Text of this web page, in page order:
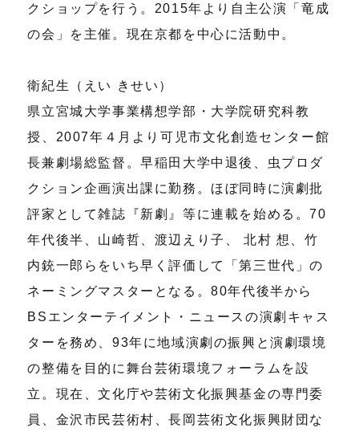
クショップを行う。2015年より自主公演「竜成
の会」を主催。現在京都を中心に活動中。
衛紀生（えい きせい）
県立宮城大学事業構想学部・大学院研究科教
授、2007年４月より可児市文化創造センター館
長兼劇場総監督。早稲田大学中退後、虫プロダ
クション企画演出課に勤務。ほぼ同時に演劇批
評家として雑誌『新劇』等に連載を始める。70
年代後半、山崎哲、渡辺えり子、 北村 想、竹
内銃一郎らをいち早く評価して「第三世代」の
ネーミングマスターとなる。80年代後半から
BSエンターテイメント・ニュースの演劇キャス
ターを務め、93年に地域演劇の振興と演劇環境
の整備を目的に舞台芸術環境フォーラムを設
立。現在、文化庁や芸術文化振興基金の専門委
員、金沢市民芸術村、長岡芸術文化振興財団な